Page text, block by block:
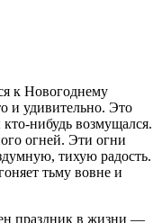
к Новогоднему
и удивительно. Это
нибудь возмущался.
огней. Эти огни
тихую радость.
тьму вовне и
праздник в жизни —